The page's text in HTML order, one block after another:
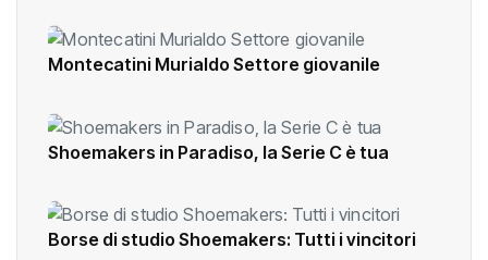
Montecatini Murialdo Settore giovanile
Shoemakers in Paradiso, la Serie C è tua
Borse di studio Shoemakers: Tutti i vincitori